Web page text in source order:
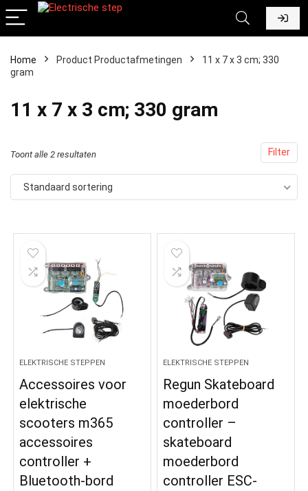
Home Product Productafmetingen
‎11 x 7 x 3 cm; 330
gram
‎11 x 7 x 3 cm; 330 gram
Filter
Toont alle 2 resultaten
Standaard sortering
ELEKTRISCHE STEPPEN
Accessoires voor
elektrische
scooters m365
accessoires
controller +
Bluetooth-bord
ELEKTRISCHE STEPPEN
Regun Skateboard
moederbord
controller –
skateboard
moederbord
controller ESC-